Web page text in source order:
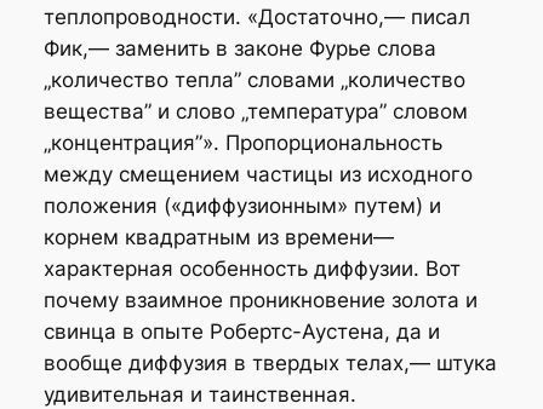
теплопроводности. «Достаточно,— писал
Фик,— заменить в законе Фурье слова
„количество тепла” словами „количество
вещества” и слово „температура” словом
„концентрация”». Пропорциональность
между смещением частицы из исходного
положения («диффузионным» путем) и
корнем квадратным из времени—
характерная особенность диффузии. Вот
почему взаимное проникновение золота и
свинца в опыте Робертс-Аустена, да и
вообще диффузия в твердых телах,— штука
удивительная и таинственная.